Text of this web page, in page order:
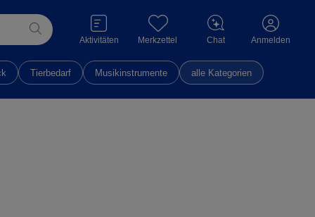
Aktivitäten Merkzettel Chat Anmelden
Tierbedarf Musikinstrumente alle Kategorien